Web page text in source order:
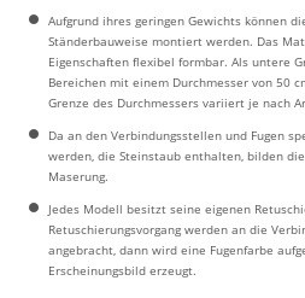
Aufgrund ihres geringen Gewichts können
Ständerbauweise montiert werden. Das
Eigenschaften flexibel formbar. Als untere
Bereichen mit einem Durchmesser von 50
Grenze des Durchmessers variiert je nach
Da an den Verbindungsstellen und Fugen
werden, die Steinstaub enthalten, bilden
Maserung.
Jedes Modell besitzt seine eigenen
Retuschierungsvorgang werden an die
angebracht, dann wird eine Fugenfarbe
Erscheinungsbild erzeugt.